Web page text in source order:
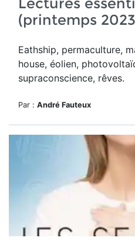
(printemps
Eathship, permaculture,
house, éolien,
supraconscience, rêves.
Par : André Fauteux